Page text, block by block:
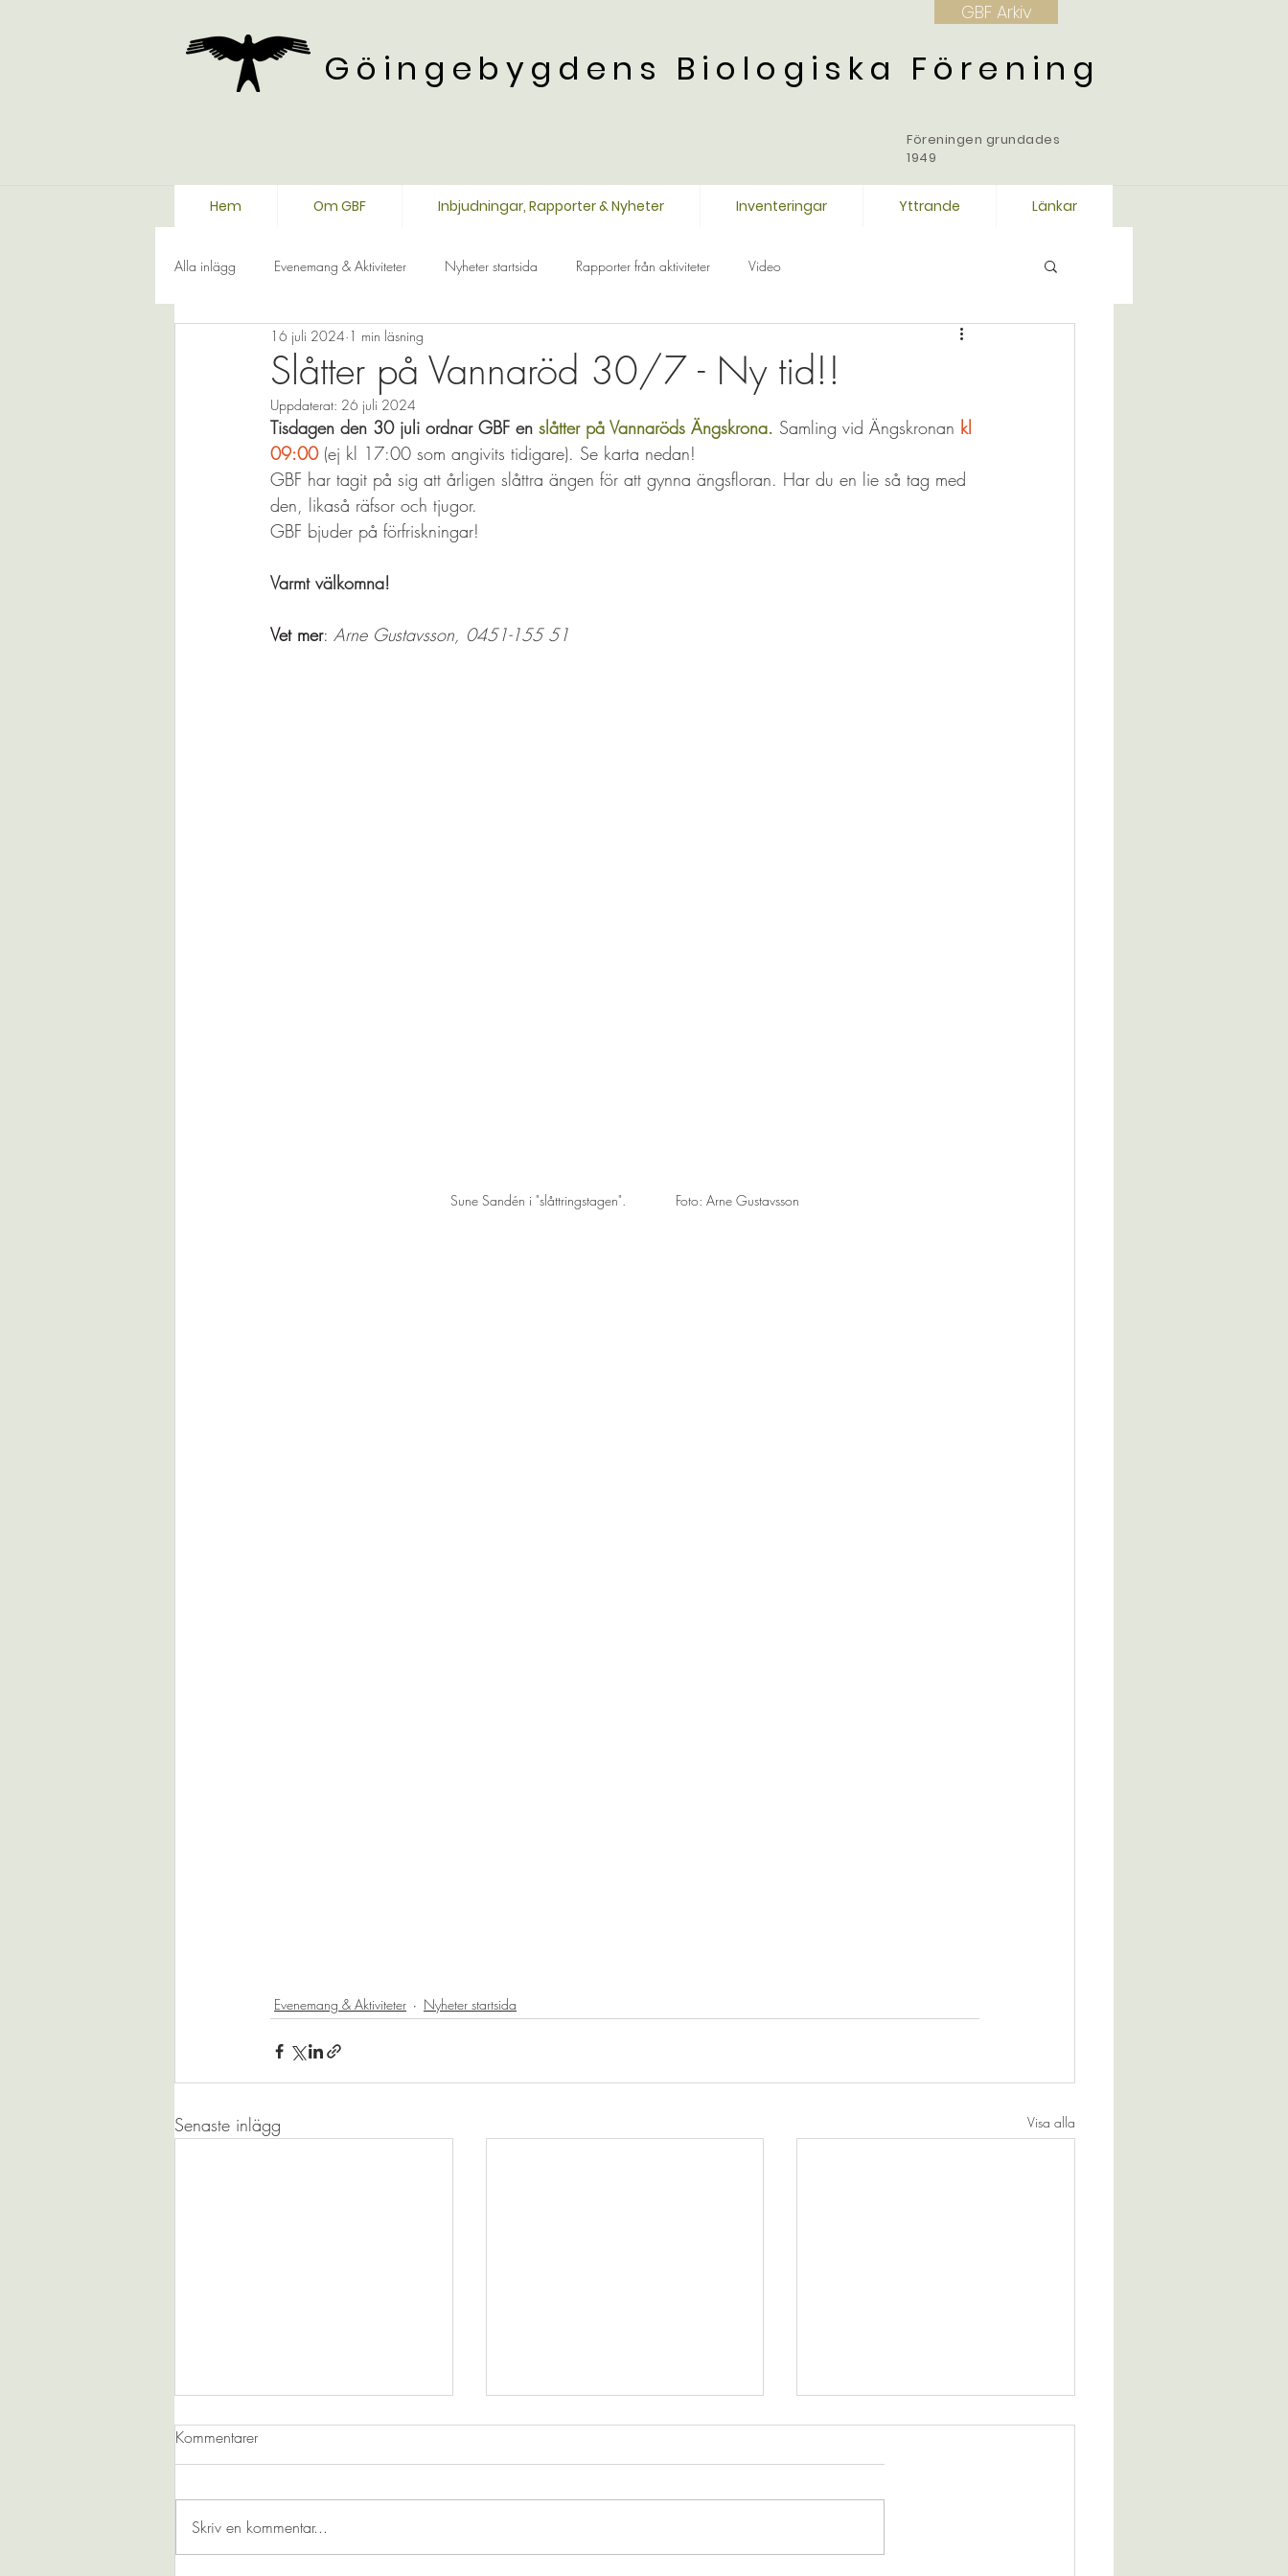
GBF Arkiv
Göingebygdens Biologiska Förening
Föreningen grundades
1949
Hem Om GBF Inbjudningar, Rapporter & Nyheter Inventeringar Yttrande Länkar
Alla inlägg Evenemang & Aktiviteter Nyheter startsida Rapporter från aktiviteter Video
Slåtter på Vannaröd 30/7 - Ny tid!!
16 juli 2024 1 min läsning
Uppdaterat: 26 juli 2024
Tisdagen den 30 juli ordnar GBF en slåtter på Vannaröds Ängskrona. Samling vid Ängskronan kl
09:00 (ej kl 17:00 som angivits tidigare). Se karta nedan!
GBF har tagit på sig att årligen slåttra ängen för att gynna ängsfloran. Har du en lie så tag med
den, likaså räfsor och tjugor.
GBF bjuder på förfriskningar!
Varmt välkomna!
Vet mer: Arne Gustavsson, 0451-155 51
Sune Sandén i "slåttringstagen".             Foto: Arne Gustavsson
Evenemang & Aktiviteter Nyheter startsida
Senaste inlägg Visa alla
Kommentarer
Skriv en kommentar...